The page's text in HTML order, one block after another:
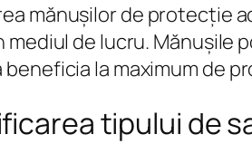
mănușilor de protecție
mediul de lucru. Mănușile
beneficia la maximum de
tipului de